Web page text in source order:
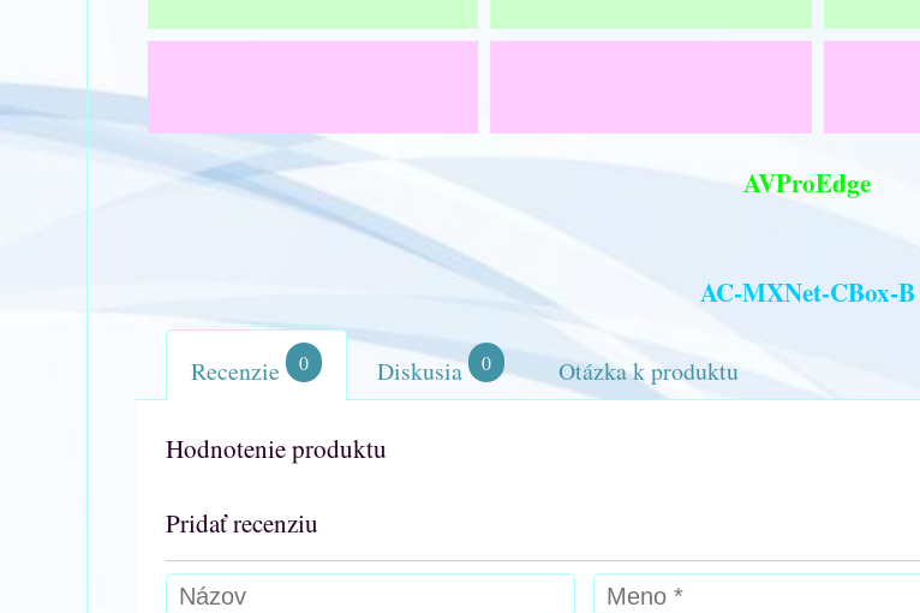
AVProEdge
AC-MXNet-CBox-B
Recenzie 0 Diskusia 0 Otázka k produktu
Hodnotenie produktu
Pridať recenziu